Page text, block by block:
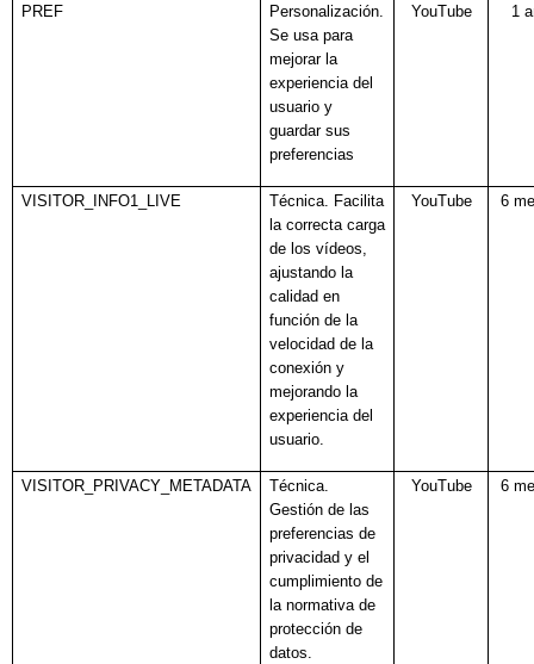
PREF
Personalización.
Se usa para
mejorar la
experiencia del
usuario y
guardar sus
preferencias
YouTube 1
VISITOR_INFO1_LIVE
Técnica. Facilita
la correcta carga
de los vídeos,
ajustando la
calidad en
función de la
velocidad de la
conexión y
mejorando la
experiencia del
usuario.
YouTube 6
VISITOR_PRIVACY_METADATA
Técnica.
Gestión de las
preferencias de
privacidad y el
cumplimiento de
la normativa de
protección de
datos.
YouTube 6